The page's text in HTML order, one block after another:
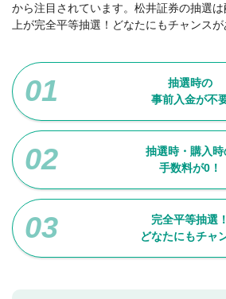
から注目されています。松井証券の抽選
上が完全平等抽選！どなたにもチャンスが
抽選時の
事前入金が不
抽選時・購入時
手数料が0！
完全平等抽選！
どなたにもチャ